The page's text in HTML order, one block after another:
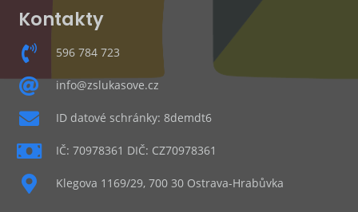
Kontakty
596 784 723
info@zslukasove.cz
ID datové schránky: 8demdt6
IČ: 70978361 DIČ: CZ70978361
Klegova 1169/29, 700 30 Ostrava-Hrabůvka